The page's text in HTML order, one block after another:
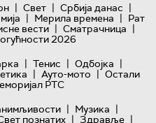
| Свет | Србија данас |
| Мерила времена | Рат
вести | Сматрачница |
2026
| Тенис | Одбојка |
| Ауто-мото | Остали
РТС
| Музика |
познатих | Здравље |